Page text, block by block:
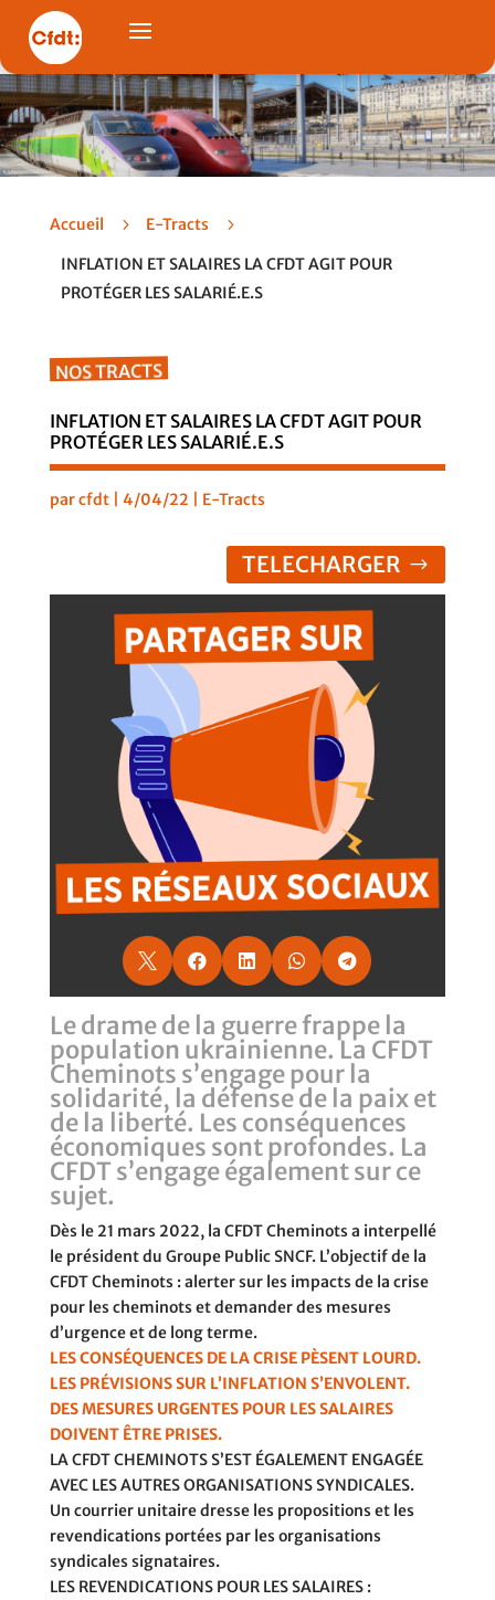
Accueil 5 E-Tracts
5
INFLATION ET SALAIRES LA CFDT AGIT POUR
PROTÉGER LES SALARIÉ.E.S
NOS TRACTS
INFLATION ET SALAIRES LA CFDT AGIT POUR
PROTÉGER LES SALARIÉ.E.S
parcfdt| 4/04/22 E-Tracts
TELECHARGER
    
Le drame de la guerre frappe la
population ukrainienne. La CFDT
Cheminots s’engage pour la
solidarité, la défense de la paix et
de la liberté. Les conséquences
économiques sont profondes. La
CFDT s’engage également sur ce
sujet.
Dès le 21 mars 2022, la CFDT Cheminots a interpellé
le président du Groupe Public SNCF. L’objectif de la
CFDT Cheminots : alerter sur les impacts de la crise
pour les cheminots et demander des mesures
d’urgence et de long terme.
LES CONSÉQUENCES DE LA CRISE PÈSENT LOURD.
LES PRÉVISIONS SUR L’INFLATION S’ENVOLENT.
DES MESURES URGENTES POUR LES SALAIRES
DOIVENT ÊTRE PRISES.
LA CFDT CHEMINOTS S’EST ÉGALEMENT ENGAGÉE
AVEC LES AUTRES ORGANISATIONS SYNDICALES.
Un courrier unitaire dresse les propositions et les
revendications portées par les organisations
syndicales signataires.
LES REVENDICATIONS POUR LES SALAIRES :